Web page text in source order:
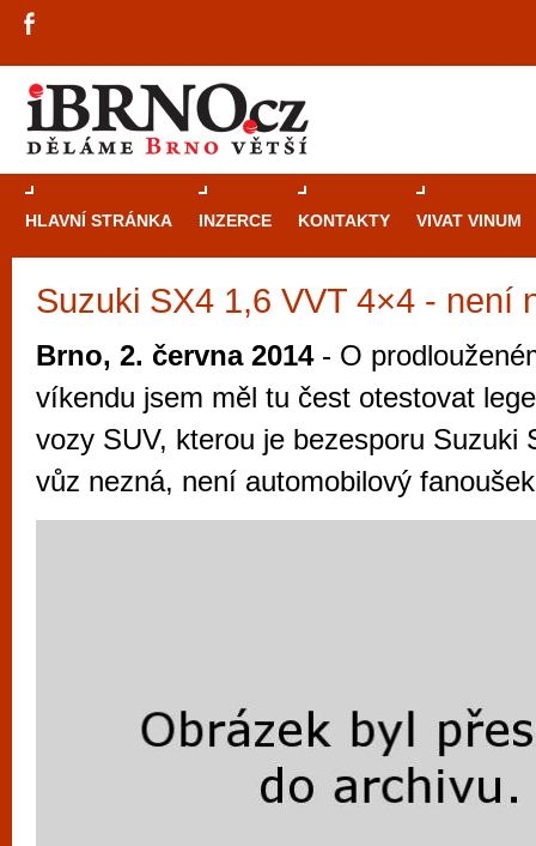
HLAVNÍ STRÁNKA INZERCE KONTAKTY VIVAT VINUM
Suzuki SX4 1,6 VVT 4×4 - není
Brno, 2. června 2014- O
víkendu jsem měl tu čest otestovat
vozy SUV, kterou je bezesporu Suzuki
vůz nezná, není automobilový
Průvodce
Brně: Od
automaty
Brno je
zajímavé
restaurace,
Mimo jiné je ale také místem, kde si